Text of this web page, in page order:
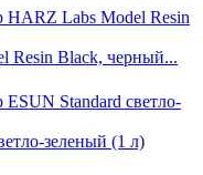
Resin Black, черный...
зеленый (1 л)